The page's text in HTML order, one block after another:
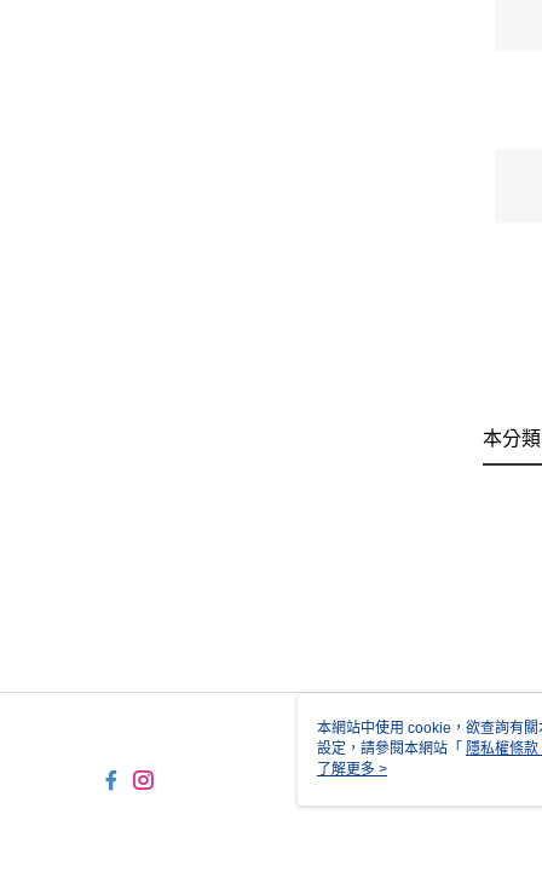
本分
本網站中使用 cookie，欲查詢有
設定，請參閱本網站「 隱私權條款
使用 cookie。
了解更多 >